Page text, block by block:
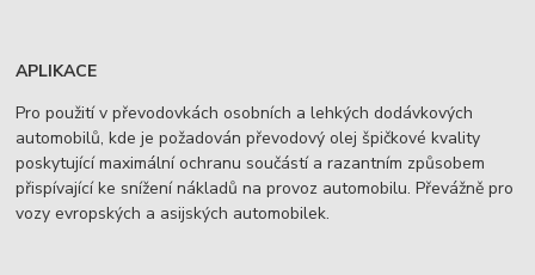
APLIKACE
Pro použití v převodovkách osobních a lehkých dodávkových
automobilů, kde je požadován převodový olej špičkové kvality
poskytující maximální ochranu součástí a razantním způsobem
přispívající ke snížení nákladů na provoz automobilu. Převážně pro
vozy evropských a asijských automobilek.